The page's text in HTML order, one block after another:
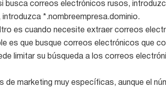
busca correos electrónicos rusos,
*.nombreempresa.dominio.
es cuando necesite extraer correos
es que busque correos electrónicos que
limitar su búsqueda a los correos
de marketing muy específicas, aunque el